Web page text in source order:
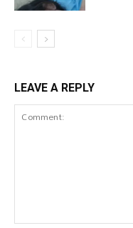
LEAVE A REPLY